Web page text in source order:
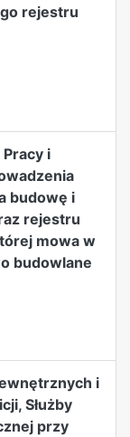
rejestru
i
budowę i
rejestru
mowa w
budowlane
i
Służby
przy